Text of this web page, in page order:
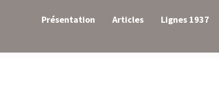
Présentation Articles Lignes 1937